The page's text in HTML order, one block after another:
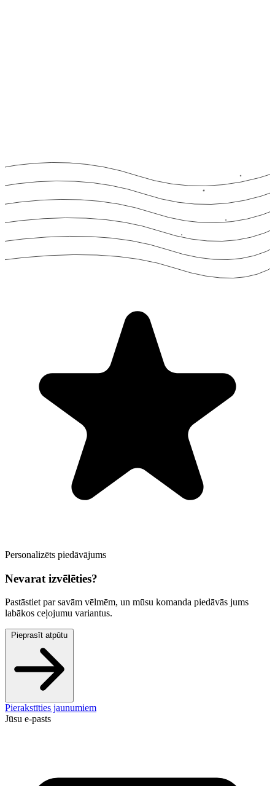
Personalizēts piedāvājums
Nevarat izvēlēties?
Pastāstiet par savām vēlmēm, un mūsu komanda piedāvās jums
labākos ceļojumu variantus.
Pieprasīt atpūtu
Pierakstīties jaunumiem
Jūsu e-pasts